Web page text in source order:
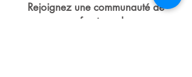
Rejoignez une communauté de
professionnels